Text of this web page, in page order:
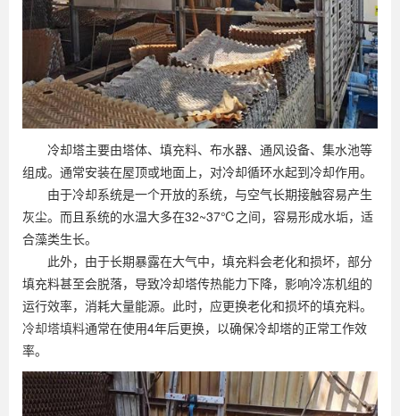
冷却塔主要由塔体、填充料、布水器、通风设备、集水池等
组成。通常安装在屋顶或地面上，对冷却循环水起到冷却作用。
由于冷却系统是一个开放的系统，与空气长期接触容易产生
灰尘。而且系统的水温大多在32~37℃之间，容易形成水垢，适
合藻类生长。
此外，由于长期暴露在大气中，填充料会老化和损坏，部分
填充料甚至会脱落，导致冷却塔传热能力下降，影响冷冻机组的
运行效率，消耗大量能源。此时，应更换老化和损坏的填充料。
冷却塔填料通常在使用4年后更换，以确保冷却塔的正常工作效
率。